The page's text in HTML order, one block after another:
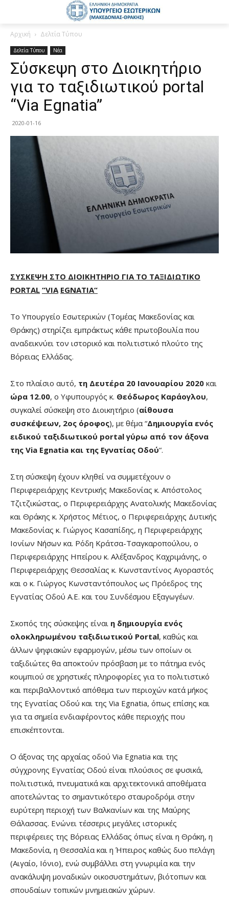
Αρχική Δελτία Τύπου
Δελτία Τύπου Νέα
Σύσκεψη στο Διοικητήριο
για το ταξιδιωτικού portal
“Via Egnatia”
2020-01-16
ΣΥΣΚΕΨΗ ΣΤΟ ΔΙΟΙΚΗΤΗΡΙΟ ΓΙΑ ΤΟ ΤΑΞΙΔΙΩΤΙΚΟ
PORTAL “VIA EGNATIA“
Το Υπουργείο Εσωτερικών (Τομέας Μακεδονίας και
Θράκης) στηρίζει εμπράκτως κάθε πρωτοβουλία που
αναδεικνύει τον ιστορικό και πολιτιστικό πλούτο της
Βόρειας Ελλάδας.
Στο πλαίσιο αυτό, τη Δευτέρα 20 Ιανουαρίου 2020 και
ώρα 12.00, ο Υφυπουργός κ. Θεόδωρος Καράογλου,
συγκαλεί σύσκεψη στο Διοικητήριο (αίθουσα
συσκέψεων, 2ος όροφος), με θέμα “Δημιουργία ενός
ειδικού ταξιδιωτικού portalγύρω από τον άξονα
της Via Egnatia και της Εγνατίας Οδού“.
Στη σύσκεψη έχουν κληθεί να συμμετέχουν ο
Περιφερειάρχης Κεντρικής Μακεδονίας κ. Απόστολος
Τζιτζικώστας, ο Περιφερειάρχης Ανατολικής Μακεδονίας
και Θράκης κ. Χρήστος Μέτιος, ο Περιφερειάρχης Δυτικής
Μακεδονίας κ. Γιώργος Κασαπίδης, η Περιφερειάρχης
Ιονίων Νήσων κα. Ρόδη Κράτσα-Τσαγκαροπούλου, ο
Περιφερειάρχης Ηπείρου κ. Αλέξανδρος Καχριμάνης, ο
Περιφερειάρχης Θεσσαλίας κ. Κωνσταντίνος Αγοραστός
και ο κ. Γιώργος Κωνσταντόπουλος ως Πρόεδρος της
Εγνατίας Οδού Α.Ε. και του Συνδέσμου Εξαγωγέων.
Σκοπός της σύσκεψης είναι η δημιουργία ενός
ολοκληρωμένου ταξιδιωτικού Portal, καθώς και
άλλων ψηφιακών εφαρμογών, μέσω των οποίων οι
ταξιδιώτες θα αποκτούν πρόσβαση με το πάτημα ενός
κουμπιού σε χρηστικές πληροφορίες για το πολιτιστικό
και περιβαλλοντικό απόθεμα των περιοχών κατά μήκος
της Εγνατίας Οδού και της Via Egnatia, όπως επίσης και
για τα σημεία ενδιαφέροντος κάθε περιοχής που
επισκέπτονται.
Ο άξονας της αρχαίας οδού Via Egnatia και της
σύγχρονης Εγνατίας Οδού είναι πλούσιος σε φυσικά,
πολιτιστικά, πνευματικά και αρχιτεκτονικά αποθέματα
αποτελώντας το σημαντικότερο σταυροδρόμι στην
ευρύτερη περιοχή των Βαλκανίων και της Μαύρης
Θάλασσας. Ενώνει τέσσερις μεγάλες ιστορικές
περιφέρειες της Βόρειας Ελλάδας όπως είναι η Θράκη, η
Μακεδονία, η Θεσσαλία και η Ήπειρος καθώς δυο πελάγη
(Αιγαίο, Ιόνιο), ενώ συμβάλλει στη γνωριμία και την
ανακάλυψη μοναδικών οικοσυστημάτων, βιότοπων και
σπουδαίων τοπικών μνημειακών χώρων.